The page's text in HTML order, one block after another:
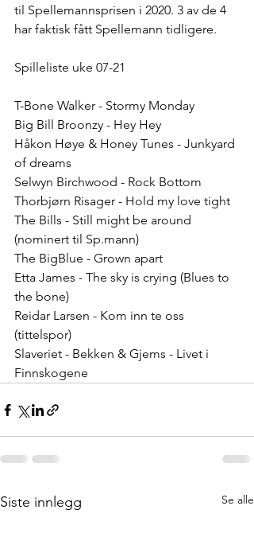
til Spellemannsprisen i 2020. 3 av de 4
har faktisk fått Spellemann tidligere.
Spilleliste uke 07-21
T-Bone Walker - Stormy Monday
Big Bill Broonzy - Hey Hey
Håkon Høye & Honey Tunes - Junkyard
of dreams
Selwyn Birchwood - Rock Bottom
Thorbjørn Risager - Hold my love tight
The Bills - Still might be around
(nominert til Sp.mann)
The BigBlue - Grown apart
Etta James - The sky is crying (Blues to
the bone)
Reidar Larsen - Kom inn te oss
(tittelspor)
Slaveriet - Bekken & Gjems - Livet i
Finnskogene
Siste innlegg Se alle